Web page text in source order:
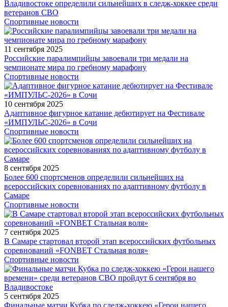
Владивостоке определили сильнейших в следж-хоккее среди
ветеранов СВО
Спортивные новости
11 сентября 2025
Российские паралимпийцы завоевали три медали на
чемпионате мира по гребному марафону
Спортивные новости
10 сентября 2025
Адаптивное фигурное катание дебютирует на Фестивале
«ИМПУЛЬС-2026» в Сочи
Спортивные новости
8 сентября 2025
Более 600 спортсменов определили сильнейших на
всероссийских соревнованиях по адаптивному футболу в
Самаре
Спортивные новости
7 сентября 2025
В Самаре стартовал второй этап всероссийских футбольных
соревнований «FONBET Стальная воля»
Спортивные новости
5 сентября 2025
Финальные матчи Кубка по следж-хоккею «Герои нашего